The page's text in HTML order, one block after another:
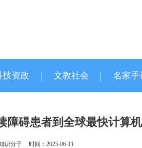
技资政 文教社会 名家手
障碍患者到全球最快计算
识分子 时间：2025-06-11